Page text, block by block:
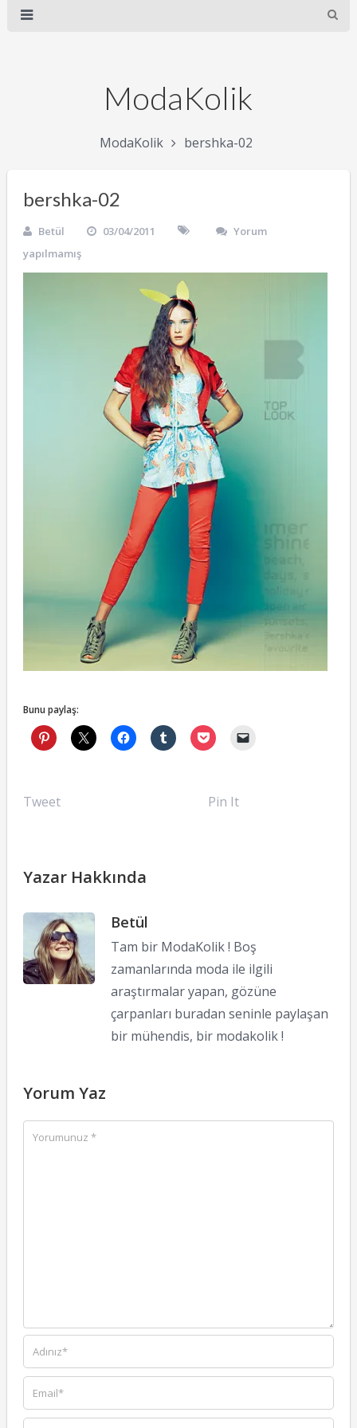
ModaKolik
ModaKolik bershka-02
bershka-02
Betül 03/04/2011
Yorum
yapılmamış
Bunu paylaş:
Tweet Pin It
Yazar Hakkında
Betül
Tam bir ModaKolik ! Boş
zamanlarında moda ile ilgili
araştırmalar yapan, gözüne
çarpanları buradan seninle paylaşan
bir mühendis, bir modakolik !
Yorum Yaz